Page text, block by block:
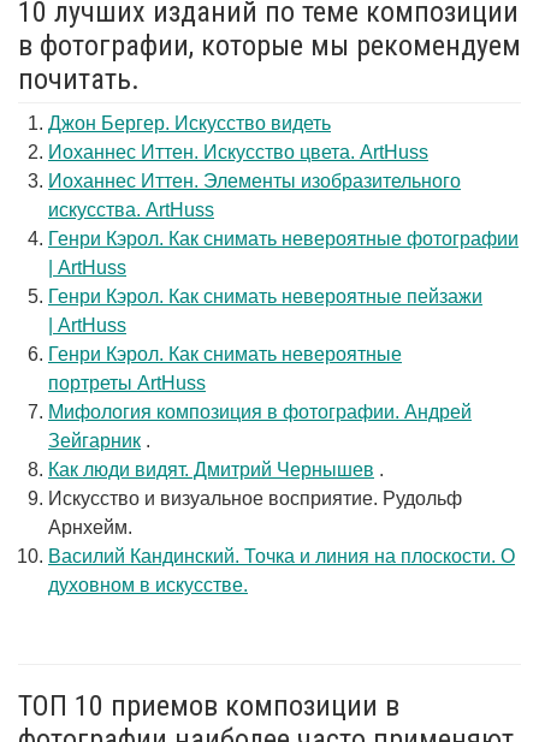
10 лучших изданий по теме композиции
в фотографии, которые мы рекомендуем
почитать.
Джон Бергер. Искусство видеть
Иоханнес Иттен. Искусство цвета. ArtHuss
Иоханнес Иттен. Элементы изобразительного
искусства. ArtHuss
Генри Кэрол. Как снимать невероятные фотографии
| ArtHuss
Генри Кэрол. Как снимать невероятные пейзажи
| ArtHuss
Генри Кэрол. Как снимать невероятные
портреты ArtHuss
Мифология композиция в фотографии. Андрей
Зейгарник .
Как люди видят. Дмитрий Чернышев .
Искусство и визуальное восприятие. Рудольф
Арнхейм.
Василий Кандинский. Точка и линия на плоскости. О
духовном в искусстве.
ТОП 10 приемов композиции в